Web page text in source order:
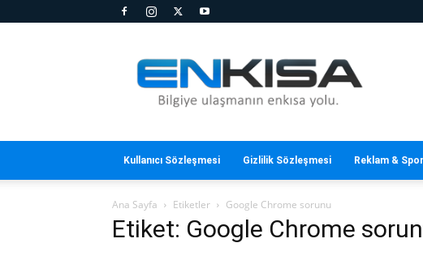
Kısa
Kullanıcı Sözleşmesi Gizlilik Sözleşmesi Reklam &
Ana Sayfa Etiketler Google Chrome sorunu
Etiket: Google Chrome